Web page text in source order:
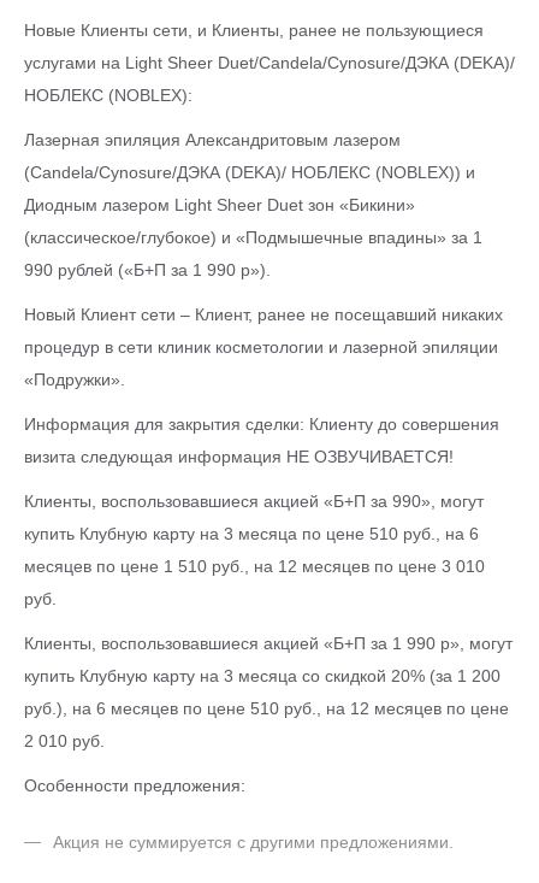
Новые Клиенты сети, и Клиенты, ранее не пользующиеся
услугами на Light Sheer Duet/Candela/Cynosure/ДЭКА (DEKA)/
НОБЛЕКС (NOBLEX):
Лазерная эпиляция Александритовым лазером
(Candela/Cynosure/ДЭКА (DEKA)/ НОБЛЕКС (NOBLEX)) и
Диодным лазером Light Sheer Duet зон «Бикини»
(классическое/глубокое) и «Подмышечные впадины» за 1
990 рублей («Б+П за 1 990 р»).
Новый Клиент сети – Клиент, ранее не посещавший никаких
процедур в сети клиник косметологии и лазерной эпиляции
«Подружки».
Информация для закрытия сделки: Клиенту до совершения
визита следующая информация НЕ ОЗВУЧИВАЕТСЯ!
Клиенты, воспользовавшиеся акцией «Б+П за 990», могут
купить Клубную карту на 3 месяца по цене 510 руб., на 6
месяцев по цене 1 510 руб., на 12 месяцев по цене 3 010
руб.
Клиенты, воспользовавшиеся акцией «Б+П за 1 990 р», могут
купить Клубную карту на 3 месяца со скидкой 20% (за 1 200
руб.), на 6 месяцев по цене 510 руб., на 12 месяцев по цене
2 010 руб.
Особенности предложения:
Акция не суммируется с другими предложениями.